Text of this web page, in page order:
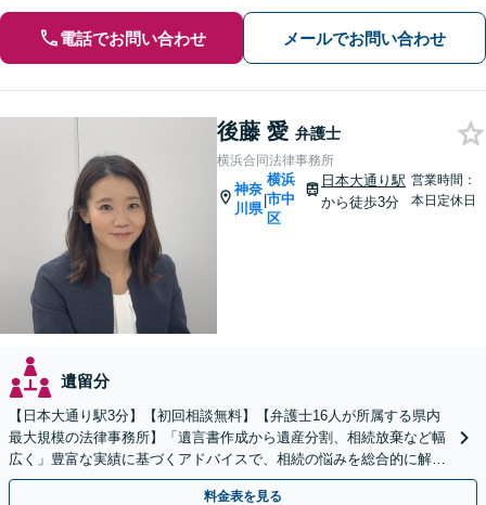
電話でお問い合わせ メールでお問い合わせ
後藤 愛 弁護士
横浜合同法律事務所
神奈
川県
|
横浜
市中
区
日本大通り駅
から徒歩3分
営業時間：
本日定休日
遺留分
【日本大通り駅3分】【初回相談無料】【弁護士16人が所属する県内
最大規模の法律事務所】「遺言書作成から遺産分割、相続放棄など幅
広く」豊富な実績に基づくアドバイスで、相続の悩みを総合的に解決
へ導く「相続登記義務化に対応」【WEB面談対応】
料金表を見る